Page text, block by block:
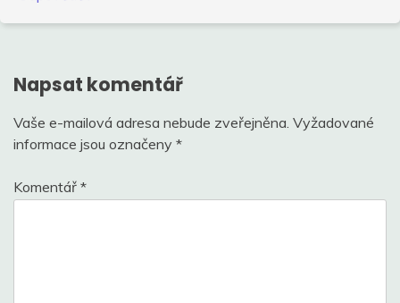
Napsat komentář
Vaše e-mailová adresa nebude zveřejněna. Vyžadované
informace jsou označeny *
Komentář *